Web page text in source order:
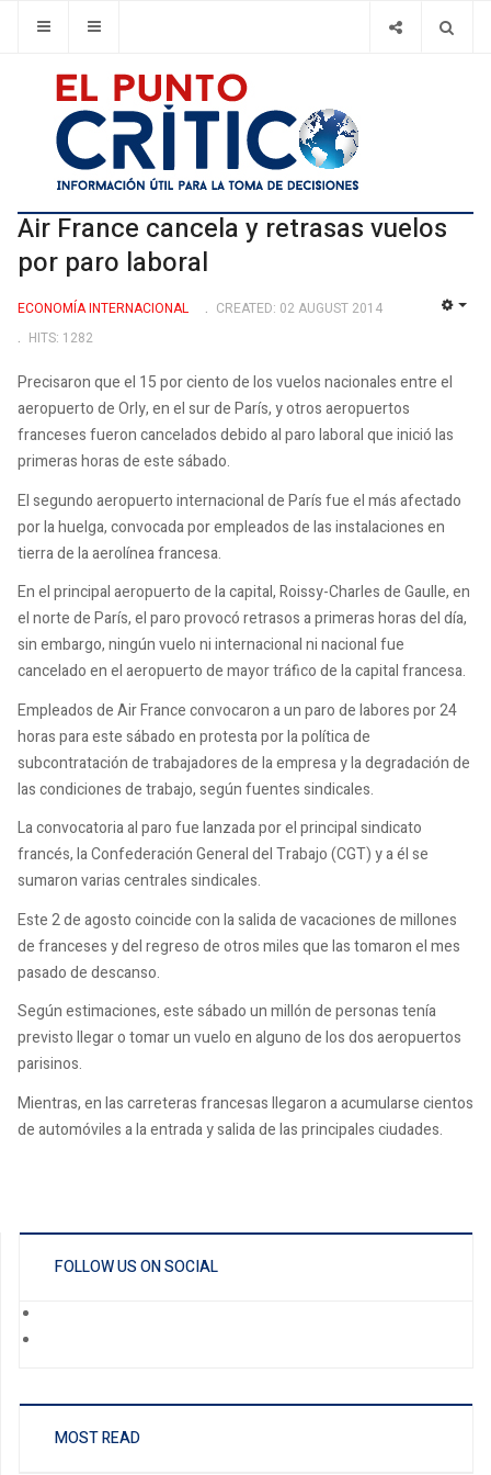
Air France cancela y retrasas vuelos
por paro laboral
ECONOMÍA INTERNACIONAL
CREATED: 02 AUGUST 2014
HITS: 1282
Precisaron que el 15 por ciento de los vuelos nacionales entre el
aeropuerto de Orly, en el sur de París, y otros aeropuertos
franceses fueron cancelados debido al paro laboral que inició las
primeras horas de este sábado.
El segundo aeropuerto internacional de París fue el más afectado
por la huelga, convocada por empleados de las instalaciones en
tierra de la aerolínea francesa.
En el principal aeropuerto de la capital, Roissy-Charles de Gaulle, en
el norte de París, el paro provocó retrasos a primeras horas del día,
sin embargo, ningún vuelo ni internacional ni nacional fue
cancelado en el aeropuerto de mayor tráfico de la capital francesa.
Empleados de Air France convocaron a un paro de labores por 24
horas para este sábado en protesta por la política de
subcontratación de trabajadores de la empresa y la degradación de
las condiciones de trabajo, según fuentes sindicales.
La convocatoria al paro fue lanzada por el principal sindicato
francés, la Confederación General del Trabajo (CGT) y a él se
sumaron varias centrales sindicales.
Este 2 de agosto coincide con la salida de vacaciones de millones
de franceses y del regreso de otros miles que las tomaron el mes
pasado de descanso.
Según estimaciones, este sábado un millón de personas tenía
previsto llegar o tomar un vuelo en alguno de los dos aeropuertos
parisinos.
Mientras, en las carreteras francesas llegaron a acumularse cientos
de automóviles a la entrada y salida de las principales ciudades.
FOLLOW US ON SOCIAL
MOST READ